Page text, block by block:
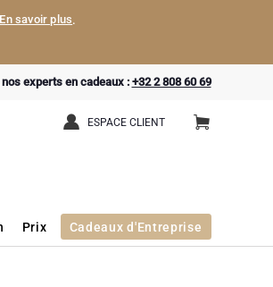
En savoir plus.
ESPACE CLIENT
experts en cadeaux :+32 2 808 60 69
Prix Cadeaux d'Entreprise